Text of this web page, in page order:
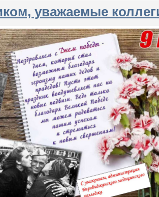
уважаемые